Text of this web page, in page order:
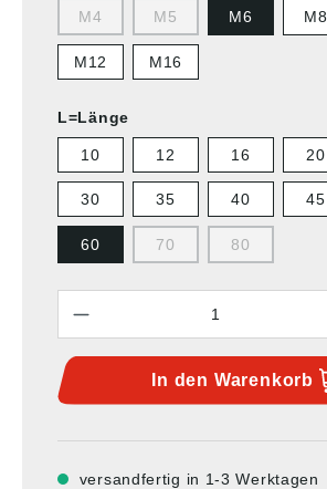
M4 M5 M6 M8
M12 M16
L=Länge
10 12 16 20
30 35 40 45
60 70 80
In den Warenkorb
versandfertig in 1-3 Werktagen